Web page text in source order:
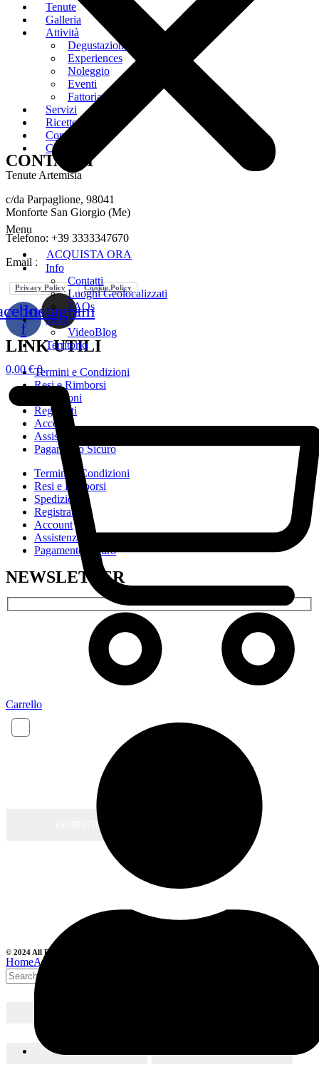
Tenute
Galleria
Attività
Degustazioni
Experiences
Noleggio
Eventi
Fattoria Didattica
Servizi
Ricette
Corsi
Camere
Menu
ACQUISTA ORA
Info
Contatti
Luoghi Geolocalizzati
FAQs
Blog
VideoBlog
Territorio
0,00€ 0
Carrello
CONTATTI
Tenute Artemisia
c/da Parpaglione, 98041
Monforte San Giorgio (Me)
Telefono: +39 3333347670
Email :
in**@*************
Privacy Policy Cookie Policy
f
Instagram
LINK UTILI
Termini e Condizioni
Resi e Rimborsi
Spedizioni
Registrati
Account
Assistenza e Supporto
Pagamento Sicuro
Termini e Condizioni
Resi e Rimborsi
Spedizioni
Registrati
Account
Assistenza e Supporto
Pagamento Sicuro
NEWSLETTER
EMAIL*
ACCETTO I TERMINI SULLA PRIVACY
per leggere i termini sulla privacy policy
© 2024 All Rights Reserved. Tenute Artemisia | P.IVA: IT03537740833
HomeAccount